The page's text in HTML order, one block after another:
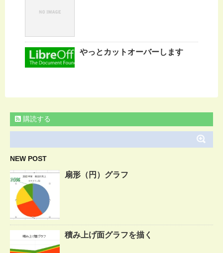
やっとカットオーバーします
購読する
NEW POST
扇形（円）グラフ
積み上げ面グラフを描く